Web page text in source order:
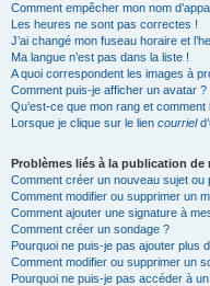
Comment empêcher mon nom
Les heures ne sont pas correctes !
J’ai changé mon fuseau horaire et
Ma langue n’est pas dans la liste !
A quoi correspondent les images à
Comment puis-je afficher un avatar ?
Qu’est-ce que mon rang et comment
Lorsque je clique sur le lien courriel
Problèmes liés à la publication de
Comment créer un nouveau sujet ou
Comment modifier ou supprimer un
Comment ajouter une signature à
Comment créer un sondage ?
Pourquoi ne puis-je pas ajouter plus
Comment modifier ou supprimer un
Pourquoi ne puis-je pas accéder à